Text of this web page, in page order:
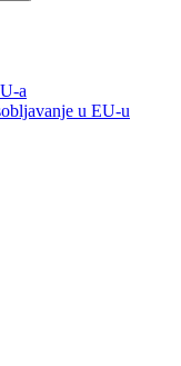
a
u EU-u